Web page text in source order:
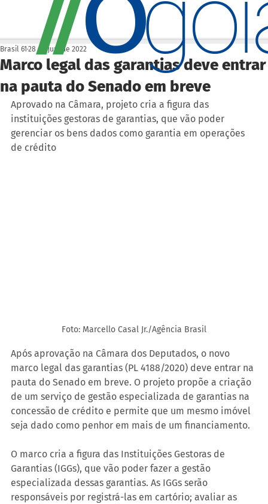
Marco legal das garantias deve entrar
na pauta do Senado em breve
Brasil 61 28 de jun. de 2022
Aprovado na Câmara, projeto cria a figura das
instituições gestoras de garantias, que vão poder
gerenciar os bens dados como garantia em operações
de crédito
Foto: Marcello Casal Jr./Agência Brasil
Após aprovação na Câmara dos Deputados, o novo
marco legal das garantias (PL 4188/2020) deve entrar na
pauta do Senado em breve. O projeto propõe a criação
de um serviço de gestão especializada de garantias na
concessão de crédito e permite que um mesmo imóvel
seja dado como penhor em mais de um financiamento.
O marco cria a figura das Instituições Gestoras de
Garantias (IGGs), que vão poder fazer a gestão
especializada dessas garantias. As IGGs serão
responsáveis por registrá-las em cartório; avaliar as